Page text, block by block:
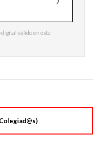
válido en este